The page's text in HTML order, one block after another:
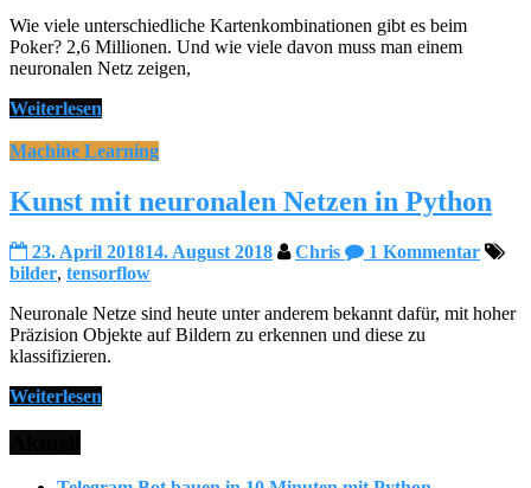
Wie viele unterschiedliche Kartenkombinationen gibt es beim
Poker? 2,6 Millionen. Und wie viele davon muss man einem
neuronalen Netz zeigen,
Weiterlesen
Machine Learning
Kunst mit neuronalen Netzen in Python
23. April 201814. August 2018 Chris
1 Kommentar
bilder, tensorflow
Neuronale Netze sind heute unter anderem bekannt dafür, mit hoher
Präzision Objekte auf Bildern zu erkennen und diese zu
klassifizieren.
Weiterlesen